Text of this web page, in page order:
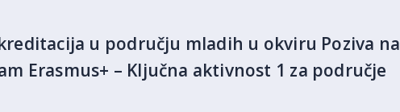
u području mladih u okviru Poziva na
Erasmus+ – Ključna aktivnost 1 za područje